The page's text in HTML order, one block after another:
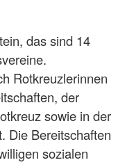
das sind 14
Rotkreuzlerinnen
der
sowie in der
Die Bereitschaften
sozialen